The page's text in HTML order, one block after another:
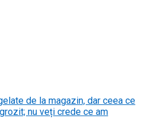
de la magazin, dar ceea ce
nu veți crede ce am